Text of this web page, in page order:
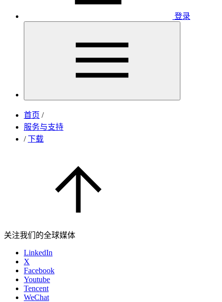
登录
首页 /
服务与支持
/ 下载
关注我们的全球媒体
LinkedIn
X
Facebook
Youtube
Tencent
WeChat